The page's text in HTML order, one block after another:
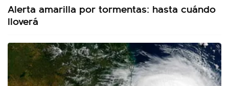
Alerta amarilla por tormentas: hasta cuándo
lloverá